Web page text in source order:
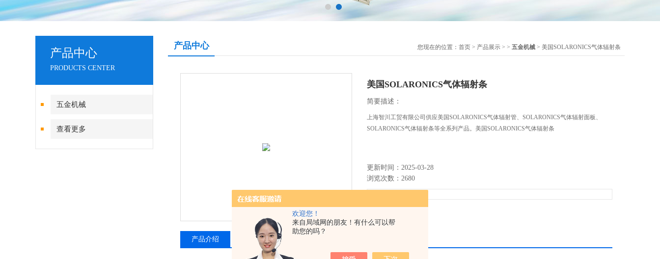
欢迎您！
来自局域网的朋友！有什么可以帮
助您的吗？
产品中心
PRODUCTS CENTER
五金机械
查看更多
产品中心 您现在的位置： 首页 > 产品展示 > > 五金机械 > 美国SOLARONICS气体辐射条
美国SOLARONICS气体辐射条
简要描述：
上海智川工贸有限公司供应美国SOLARONICS气体辐射管、SOLARONICS气体辐射面板、
SOLARONICS气体辐射条等全系列产品。美国SOLARONICS气体辐射条
更新时间：2025-03-28
浏览次数：2680
产品介绍 相关产品